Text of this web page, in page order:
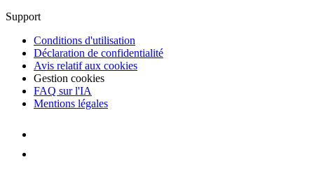
Support
Conditions d'utilisation
Déclaration de confidentialité
Avis relatif aux cookies
Gestion cookies
FAQ sur l'IA
Mentions légales